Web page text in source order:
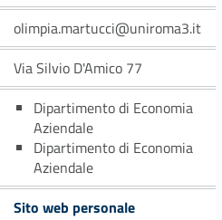
olimpia.martucci@uniroma3.it
Via Silvio D'Amico 77
Dipartimento di Economia
Aziendale
Dipartimento di Economia
Aziendale
Sito web personale